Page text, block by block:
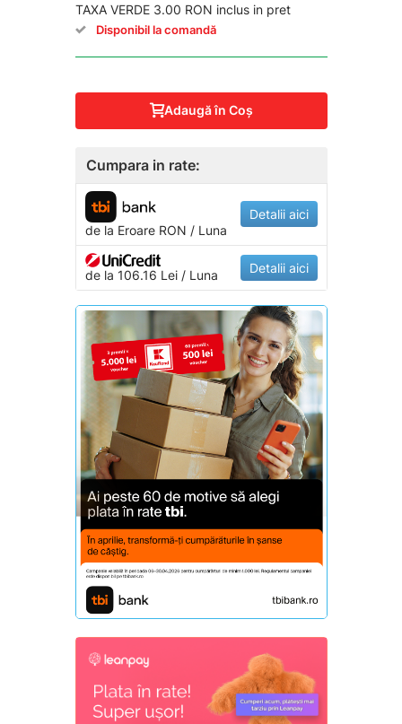
TAXA VERDE 3.00 RON inclus in pret
Disponibil la comandă
Adaugă în Coş
Cumpara in rate:
de la EroareRON / Luna
Detalii aici
de la 106.16 Lei / Luna Detalii aici